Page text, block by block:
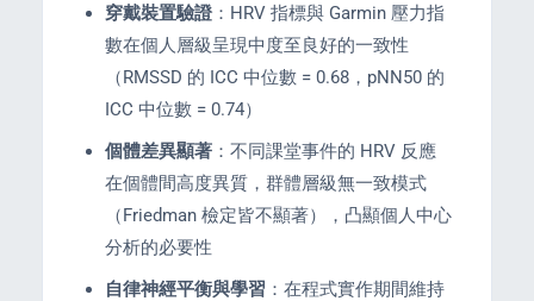
穿戴裝置驗證 ：HRV 指標與 Garmin 壓力指
數在個人層級呈現中度至良好的一致性
（RMSSD 的 ICC 中位數 = 0.68，pNN50 的
ICC 中位數 = 0.74）
個體差異顯著 ：不同課堂事件的 HRV 反應
在個體間高度異質，群體層級無一致模式
（Friedman 檢定皆不顯著），凸顯個人中心
分析的必要性
自律神經平衡與學習 ：在程式實作期間維持